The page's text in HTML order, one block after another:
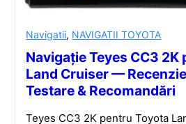
Navigatii, NAVIGATII TOYOTA
Navigație Teyes CC3 2K
Land Cruiser —
Testare & Recomandări
Teyes CC3 2K pentru Toyota